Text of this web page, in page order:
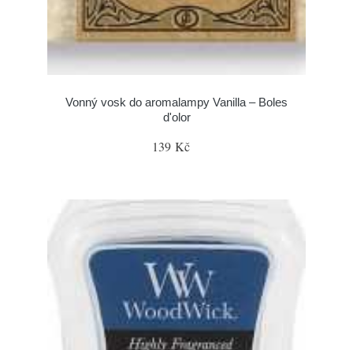
Vonný vosk do aromalampy Vanilla – Boles
d'olor
139 Kč